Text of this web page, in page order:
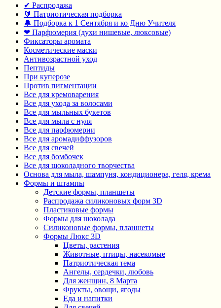
✔ Распродажа
🔰 Патриотическая подборка
🔔 Подборка к 1 Сентября и ко Дню Учителя
❤ Парфюмерия (духи нишевые, люксовые)
Фиксаторы аромата
Косметические маски
Антивозрастной уход
Пептиды
При куперозе
Против пигментации
Все для кремоварения
Все для ухода за волосами
Все для мыльных букетов
Все для мыла с нуля
Все для парфюмерии
Все для аромадиффузоров
Все для свечей
Все для бомбочек
Все для шоколадного творчества
Основа для мыла, шампуня, кондиционера, геля, крема
Формы и штампы
Детские формы, планшеты
Распродажа силиконовых форм 3D
Пластиковые формы
Формы для шоколада
Силиконовые формы, планшеты
Формы Люкс 3D
Цветы, растения
Животные, птицы, насекомые
Патриотическая тема
Ангелы, сердечки, любовь
Для женщин, 8 Марта
Фрукты, овощи, ягоды
Еда и напитки